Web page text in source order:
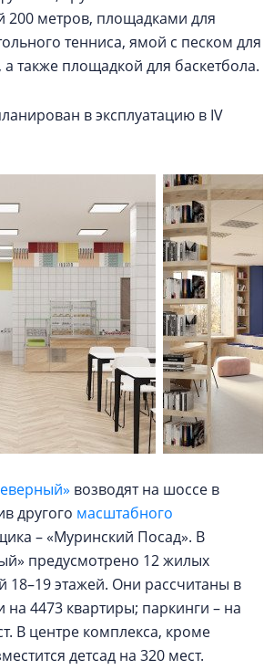
200 метров, площадками для
тенниса, ямой с песком для
также площадкой для баскетбола.
в эксплуатацию в IV
возводят на шоссе в
другого масштабного
– «Муринский Посад». В
предусмотрено 12 жилых
18–19 этажей. Они рассчитаны в
4473 квартиры; паркинги – на
В центре комплекса, кроме
детсад на 320 мест.